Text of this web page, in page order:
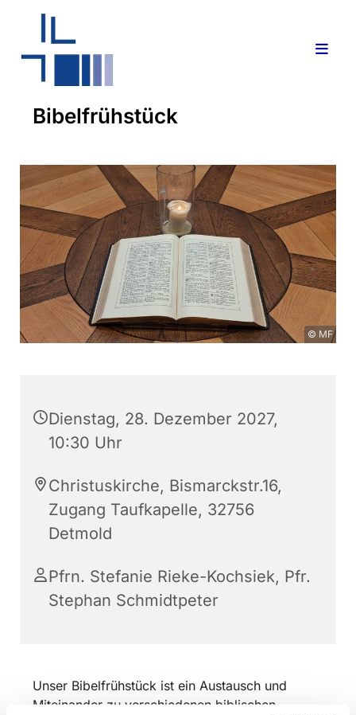
Bibelfrühstück
© MF
Dienstag, 28. Dezember 2027,
10:30 Uhr
Christuskirche, Bismarckstr.16,
Zugang Taufkapelle, 32756
Detmold
Pfrn. Stefanie Rieke-Kochsiek, Pfr.
Stephan Schmidtpeter
Unser Bibelfrühstück ist ein Austausch und
Miteinander zu verschiedenen biblischen